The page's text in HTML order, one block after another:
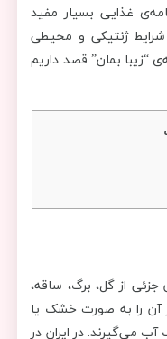
غذایی بسیار مفید
ژنتیکی و محیطی
“زیبا بمان” قصد داریم
از گل، برگ، ساقه،
آن را به صورت خشک یا
می‌گیرند. در ایران در